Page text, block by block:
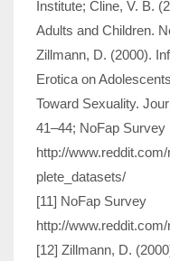
Institute; Cline, V. B.
Adults and Children.
Zillmann, D. (2000).
Erotica on
Toward Sexuality.
41–44; NoFap Survey
http://
plete_datasets/
[11] NoFap Survey
http://
[12] Zillmann, D.